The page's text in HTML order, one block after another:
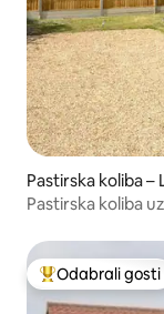
Pastirska koliba –
Pastirska koliba
Među najviše
Odabrali gosti